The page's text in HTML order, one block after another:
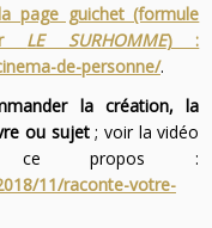
page guichet (formule
LE SURHOMME) :
de-personne/.
la création, la
ou sujet; voir la vidéo
à ce propos :
11/raconte-votre-